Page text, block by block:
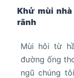
Khử mùi
rãnh
Mùi hôi từ
đường ống
ngũ chúng